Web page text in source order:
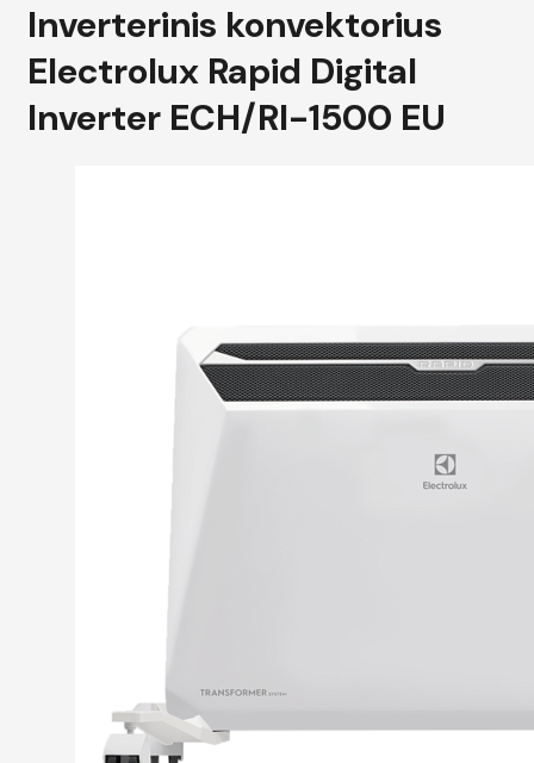
Inverterinis konvektorius
Electrolux Rapid Digital
Inverter ECH/RI-1500 EU